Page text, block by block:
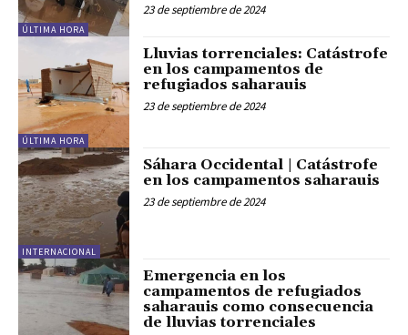
ÚLTIMA HORA
23 de septiembre de 2024
ÚLTIMA HORA
Lluvias torrenciales: Catástrofe
en los campamentos de
refugiados saharauis
23 de septiembre de 2024
INTERNACIONAL
Sáhara Occidental | Catástrofe
en los campamentos saharauis
23 de septiembre de 2024
Emergencia en los
campamentos de refugiados
saharauis como consecuencia
de lluvias torrenciales